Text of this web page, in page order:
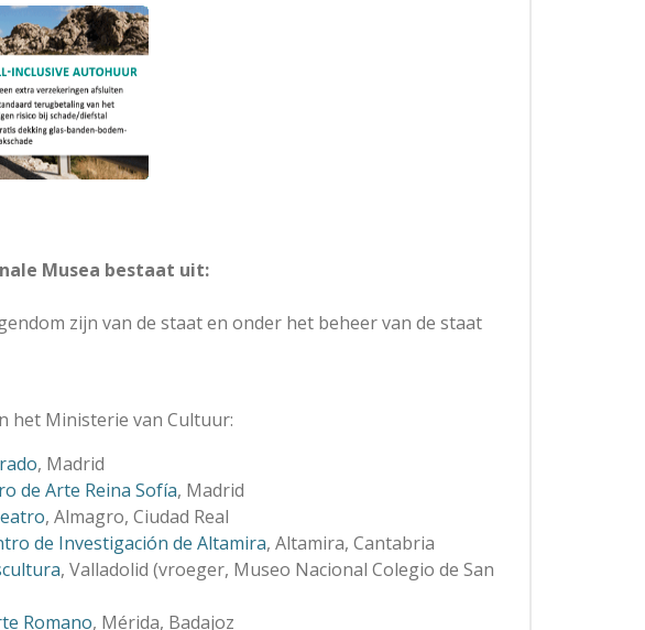
Musea bestaat uit:
zijn van de staat en onder het beheer van de staat
het Ministerie van Cultuur:
, Madrid
de Arte Reina Sofía, Madrid
, Almagro, Ciudad Real
de Investigación de Altamira, Altamira, Cantabria
, Valladolid (vroeger, Museo Nacional Colegio de San
Romano, Mérida, Badajoz